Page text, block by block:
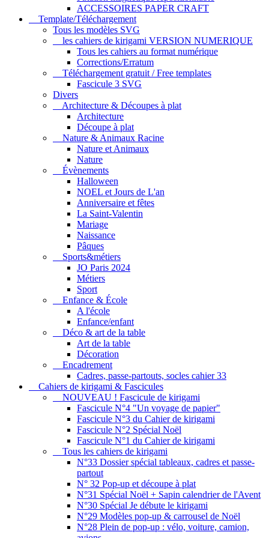
ACCESSOIRES PAPER CRAFT
Template/Téléchargement
Tous les modèles SVG
les cahiers de kirigami VERSION NUMERIQUE
Tous les cahiers au format numérique
Corrections/Erratum
Téléchargement gratuit / Free templates
Fascicule 3 SVG
Divers
Architecture & Découpes à plat
Architecture
Découpe à plat
Nature & Animaux Racine
Nature et Animaux
Nature
Évènements
Halloween
NOEL et Jours de L'an
Anniversaire et fêtes
La Saint-Valentin
Mariage
Naissance
Pâques
Sports&métiers
JO Paris 2024
Métiers
Sport
Enfance & École
A l'école
Enfance/enfant
Déco & art de la table
Art de la table
Décoration
Encadrement
Cadres, passe-partouts, socles cahier 33
Cahiers de kirigami & Fascicules
NOUVEAU ! Fascicule de kirigami
Fascicule N°4 "Un voyage de papier"
Fascicule N°3 du Cahier de kirigami
Fascicule N°2 Spécial Noël
Fascicule N°1 du Cahier de kirigami
Tous les cahiers de kirigami
N°33 Dossier spécial tableaux, cadres et passe-
partout
N° 32 Pop-up et découpe à plat
N°31 Spécial Noël + Sapin calendrier de l'Avent
N°30 Spécial Je débute le kirigami
N°29 Modèles pop-up & carrousel de Noël
N°28 Plein de pop-up : vélo, voiture, camion,